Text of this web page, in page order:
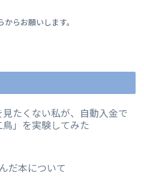
らお願いします。
たくない私が、自動入金で
鳥」を実験してみた
だ本について